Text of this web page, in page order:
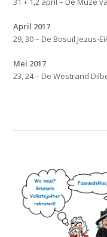
April 2017
29, 30 – De Bosuil Jezus-
Mei 2017
23, 24 – De Westrand